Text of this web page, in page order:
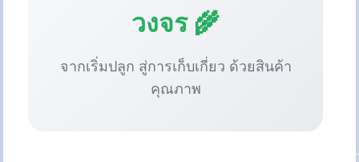
วงจร 🌾
จากเริ่มปลูก สู่การเก็บเกี่ยว ด้วยสินค้า
คุณภาพ